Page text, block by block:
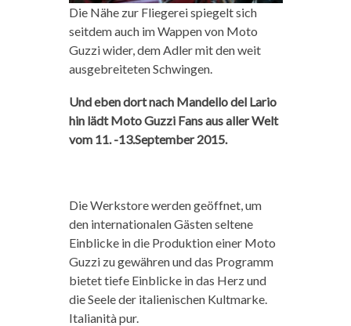
Die Nähe zur Fliegerei spiegelt sich
seitdem auch im Wappen von Moto
Guzzi wider, dem Adler mit den weit
ausgebreiteten Schwingen.
Und eben dort nach Mandello del Lario
hin lädt Moto Guzzi Fans aus aller Welt
vom 11. -13.September 2015.
Die Werkstore werden geöffnet, um
den internationalen Gästen seltene
Einblicke in die Produktion einer Moto
Guzzi zu gewähren und das Programm
bietet tiefe Einblicke in das Herz und
die Seele der italienischen Kultmarke.
Italianità pur.